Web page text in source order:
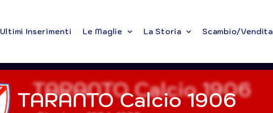
Ultimi Inserimenti Le Maglie La Storia Scambio/Vendita
TARANTO Calcio 1906